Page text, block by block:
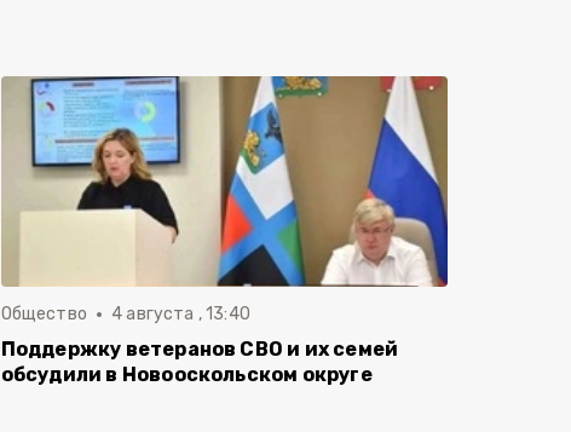
Общество 4 августа , 13:40
Поддержку ветеранов СВО и их семей
обсудили в Новооскольском округе